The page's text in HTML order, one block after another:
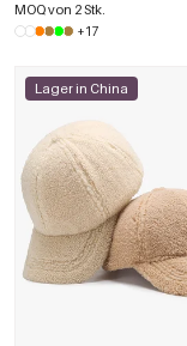
MOQ von 2 Stk.
+17
Lager in China